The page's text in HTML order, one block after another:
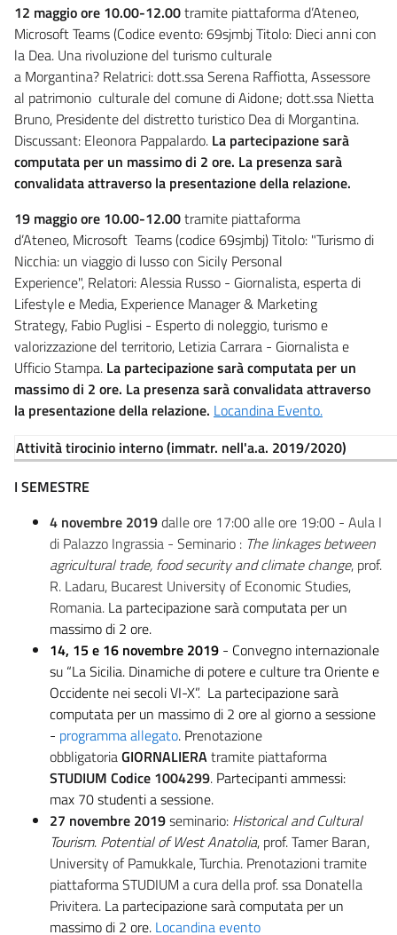
12 maggio ore 10.00-12.00tramite piattaforma d’Ateneo,
Microsoft Teams (Codice evento: 69sjmbj Titolo: Dieci anni con
la Dea. Una rivoluzione del turismo culturale
a Morgantina? Relatrici: dott.ssa Serena Raffiotta, Assessore
al patrimonio culturale del comune di Aidone; dott.ssa Nietta
Bruno, Presidente del distretto turistico Dea di Morgantina.
Discussant: Eleonora Pappalardo. La partecipazione sarà
computata per un massimo di 2 ore. La presenza sarà
convalidata attraverso la presentazione della relazione.
19 maggio ore 10.00-12.00tramite piattaforma
d’Ateneo, Microsoft Teams (codice 69sjmbj) Titolo: "Turismo di
Nicchia: un viaggio di lusso con Sicily Personal
Experience", Relatori: Alessia Russo - Giornalista, esperta di
Lifestyle e Media, Experience Manager & Marketing
Strategy, Fabio Puglisi - Esperto di noleggio, turismo e
valorizzazione del territorio, Letizia Carrara - Giornalista e
Ufficio Stampa. La partecipazione sarà computata per un
massimo di 2 ore. La presenza sarà convalidata attraverso
la presentazione della relazione. Locandina Evento.
Attività tirocinio interno (immatr. nell'a.a. 2019/2020)
I SEMESTRE
4 novembre 2019dalle ore 17:00 alle ore 19:00 - Aula I
di Palazzo Ingrassia - Seminario : The linkages between
agricultural trade, food security and climate change, prof.
R. Ladaru, Bucarest University of Economic Studies,
Romania. La partecipazione sarà computata per un
massimo di 2 ore.
14, 15 e 16 novembre 2019 - Convegno internazionale
su “La Sicilia. Dinamiche di potere e culture tra Oriente e
Occidente nei secoli VI-X”. La partecipazione sarà
computata per un massimo di 2 ore al giorno a sessione
- programma allegato. Prenotazione
obbligatoriaGIORNALIERAtramite piattaforma
STUDIUM Codice 1004299. Partecipanti ammessi:
max 70 studenti a sessione.
27 novembre 2019seminario: Historical and Cultural
Tourism. Potential of West Anatolia, prof. Tamer Baran,
University of Pamukkale, Turchia. Prenotazioni tramite
piattaforma STUDIUM a cura della prof. ssa Donatella
Privitera. La partecipazione sarà computata per un
massimo di 2 ore. Locandina evento